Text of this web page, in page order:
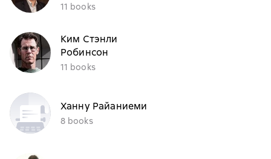
11 books
Ким Стэнли
Робинсон
11 books
Ханну Райаниеми
8 books